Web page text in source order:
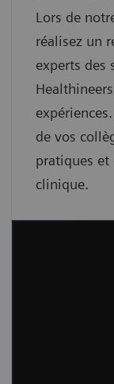
Lors de
réalisez un
experts des
de vos
pratiques et
clinique.